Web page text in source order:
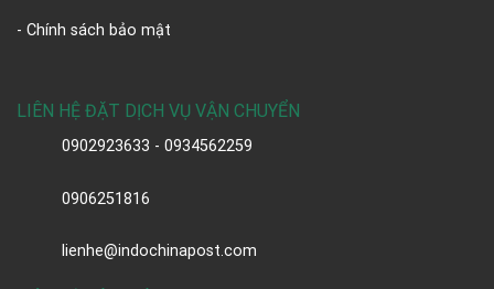
- Chính sách bảo mật
LIÊN HỆ ĐẶT DỊCH VỤ VẬN CHUYỂN
0902923633 - 0934562259
0906251816
lienhe@indochinapost.com